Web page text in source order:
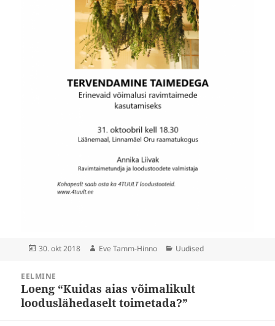
Postitatud
30. okt 2018 Autor
Eve Tamm-Hinno Rubriigid
Uudised
EELMINE
Eelmine
postitus:
Loeng “Kuidas aias võimalikult
looduslähedaselt toimetada?”